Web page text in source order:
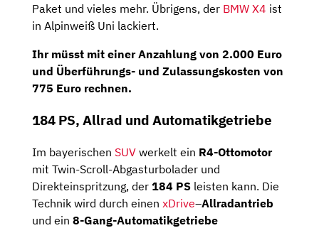
Paket und vieles mehr. Übrigens, der BMW X4 ist
in Alpinweiß Uni lackiert.
Ihr müsst mit einerAnzahlung von 2.000 Euro
und Überführungs- und Zulassungskosten von
775 Euro rechnen.
184 PS, Allrad und Automatikgetriebe
Im bayerischen SUV werkelt ein R4-Ottomotor
mit Twin-Scroll-Abgas­turbo­lader⁠ und
Direkteinspritzung, der 184 PS leisten kann. Die
Technik wird durch einen xDrive–Allradantrieb
und ein 8-Gang-Automatikgetriebe